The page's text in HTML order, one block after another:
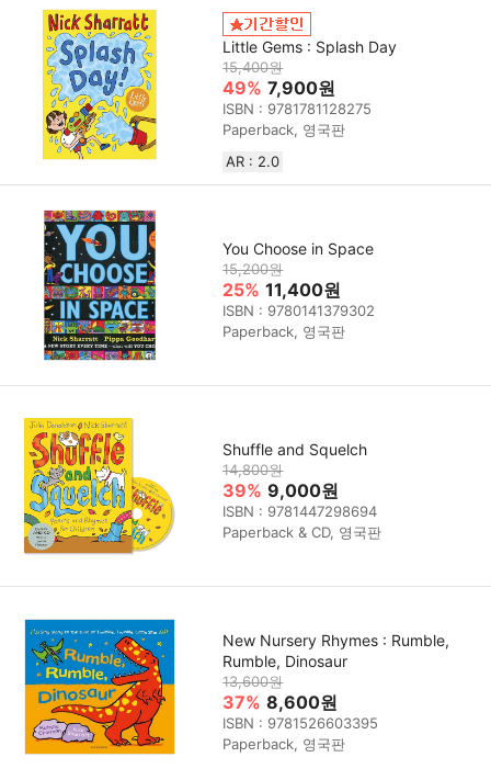
Little Gems : Splash Day
15,400원
49% 7,900원
ISBN : 9781781128275
Paperback, 영국판
AR : 2.0
You Choose in Space
15,200원
25% 11,400원
ISBN : 9780141379302
Paperback, 영국판
Shuffle and Squelch
14,800원
39% 9,000원
ISBN : 9781447298694
Paperback & CD, 영국판
New Nursery Rhymes : Rumble,
Rumble, Dinosaur
13,600원
37% 8,600원
ISBN : 9781526603395
Paperback, 영국판